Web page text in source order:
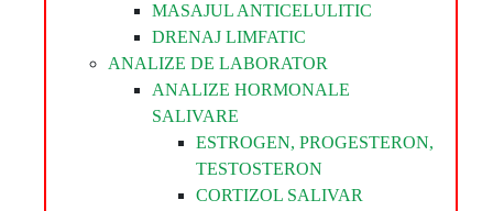
MASAJUL ANTICELULITIC
DRENAJ LIMFATIC
ANALIZE DE LABORATOR
ANALIZE HORMONALE
SALIVARE
ESTROGEN, PROGESTERON,
TESTOSTERON
CORTIZOL SALIVAR